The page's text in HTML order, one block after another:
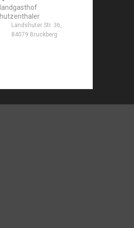
landgasthof
hutzenthaler
Landshuter Str. 36,
84079 Bruckberg